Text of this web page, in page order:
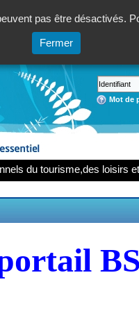
pas être désactivés.
Fermer
Mot de
du tourisme,des loisirs